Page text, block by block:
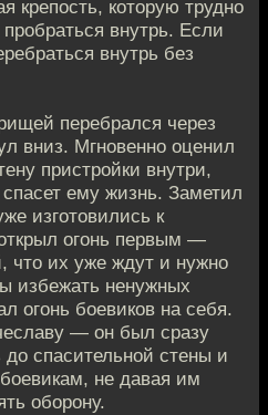
крепость, которую трудно
внутрь. Если
внутрь без
перебрался через
вниз. Мгновенно оценил
пристройки внутри,
ему жизнь. Заметил
изготовились к
огонь первым —
что их уже ждут и нужно
избежать ненужных
огонь боевиков на себя.
— он был сразу
спасительной стены и
не давая им
оборону.